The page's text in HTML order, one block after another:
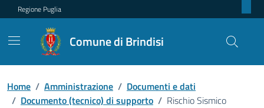
Regione Puglia
Comune di Brindisi
Home / Amministrazione / Documenti e dati
/ Documento (tecnico) di supporto / Rischio Sismico